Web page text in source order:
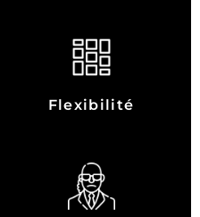
Flexibilité